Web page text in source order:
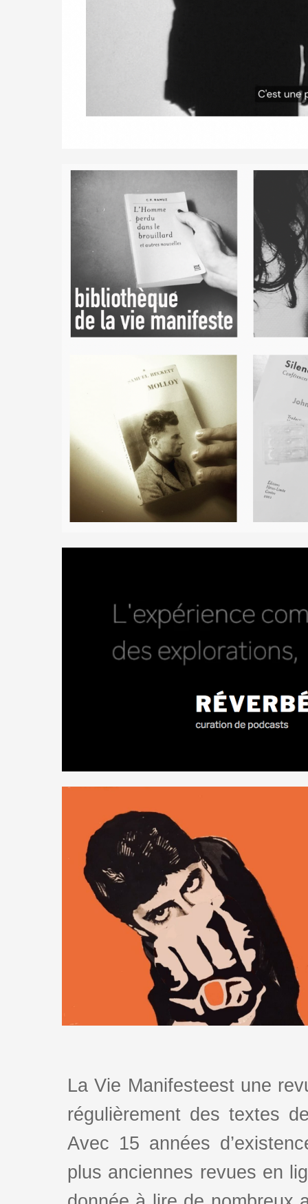
La Vie Manifesteest une
régulièrement des textes
Avec 15 années
plus anciennes revues en